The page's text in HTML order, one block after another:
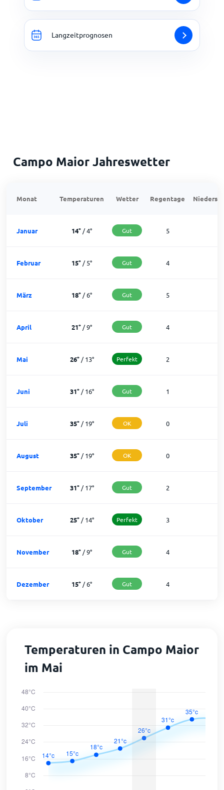
Langzeitprognosen
Campo Maior Jahreswetter
Monat Temperaturen Wetter Regentage
Januar 14° /4° Gut 5
Februar 15° /5° Gut 4
März 18° /6° Gut 5
April 21° /9° Gut 4
Mai 26°/13° Perfekt 2
Juni 31°/16° Gut 1
Juli 35°/19° OK 0
August 35°/19° OK 0
September 31°/17° Gut 2
Oktober 25°/14° Perfekt 3
November 18° /9° Gut 4
Dezember 15° /6° Gut 4
Temperaturen in Campo Maior
im Mai